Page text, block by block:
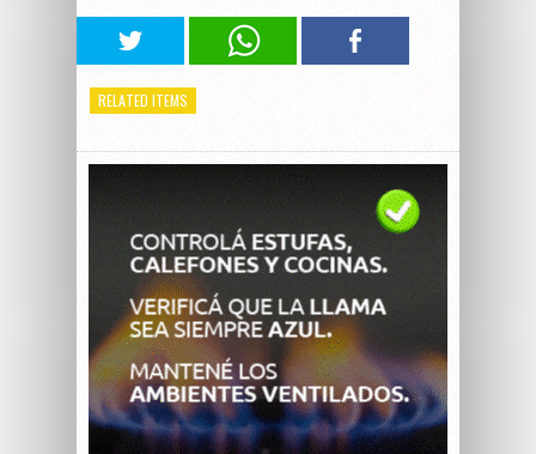
RELATED ITEMS